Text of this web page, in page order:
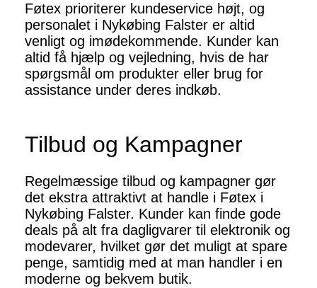
Føtex prioriterer kundeservice højt, og
personalet i Nykøbing Falster er altid
venligt og imødekommende. Kunder kan
altid få hjælp og vejledning, hvis de har
spørgsmål om produkter eller brug for
assistance under deres indkøb.
Tilbud og Kampagner
Regelmæssige tilbud og kampagner gør
det ekstra attraktivt at handle i Føtex i
Nykøbing Falster. Kunder kan finde gode
deals på alt fra dagligvarer til elektronik og
modevarer, hvilket gør det muligt at spare
penge, samtidig med at man handler i en
moderne og bekvem butik.